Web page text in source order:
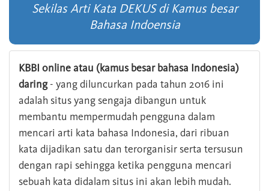
Sekilas Arti Kata DEKUS di Kamus besar
Bahasa Indoensia
KBBI online atau (kamus besar bahasa Indonesia)
daring- yang diluncurkan pada tahun 2016 ini
adalah situs yang sengaja dibangun untuk
membantu mempermudah pengguna dalam
mencari arti kata bahasa Indonesia, dari ribuan
kata dijadikan satu dan terorganisir serta tersusun
dengan rapi sehingga ketika pengguna mencari
sebuah kata didalam situs ini akan lebih mudah.